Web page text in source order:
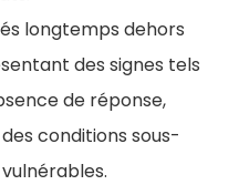
longtemps dehors
des signes tels
de réponse,
conditions sous-